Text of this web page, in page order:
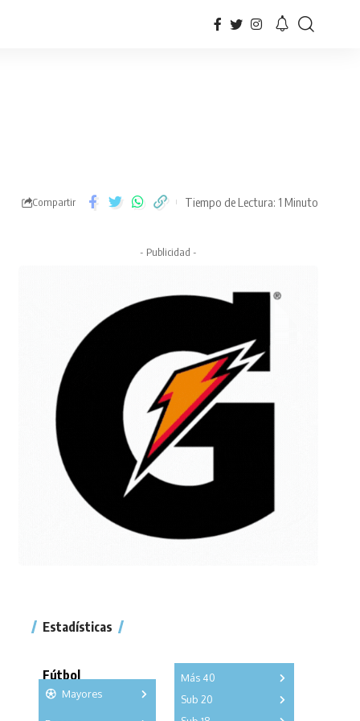
Compartir Tiempo de Lectura: 1 Minuto
- Publicidad -
Estadísticas
Fútbol
Mayores
Más 40
Sub 20